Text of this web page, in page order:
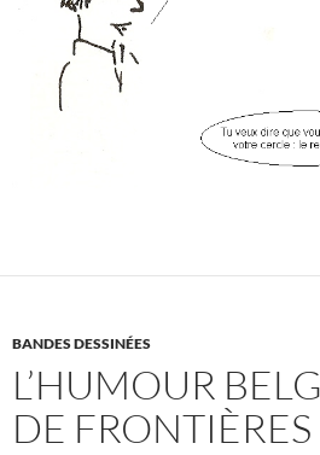
BANDES DESSINÉES
L’HUMOUR
DE FRONTIÈRES